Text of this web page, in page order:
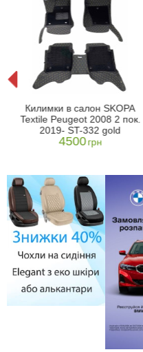
Килимки в салон SKOPA
Textile Peugeot 2008 2 пок.
2019- ST-332 gold
4500грн